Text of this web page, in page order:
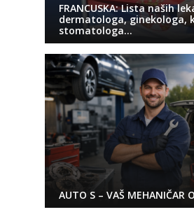
FRANCUSKA: Lista naših
dermatologa, ginekologa,
stomatologa…
AUTO S – VAŠ MEHANIČAR